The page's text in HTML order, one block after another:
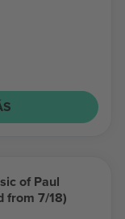
of Paul
from 7/18)